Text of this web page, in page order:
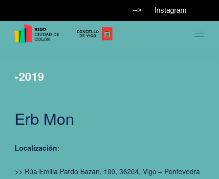
--> Instagram
-2019
Erb Mon
Localización:
>> Rúa Emilia Pardo Bazán, 100, 36204, Vigo – Pontevedra